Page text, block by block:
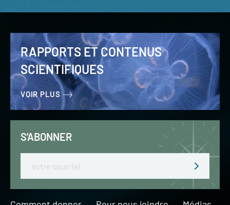
RAPPORTS ET CONTENUS
SCIENTIFIQUES
VOIR PLUS
S'ABONNER